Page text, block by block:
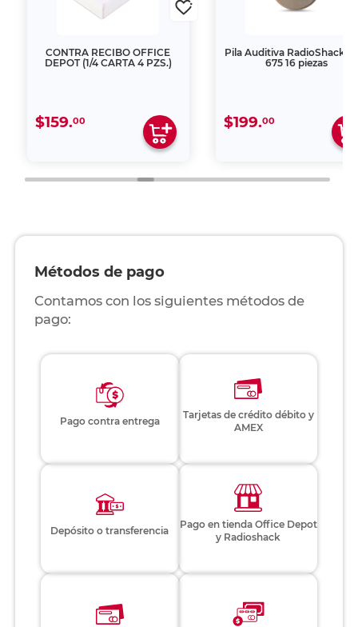
CONTRA RECIBO OFFICE
DEPOT (1/4 CARTA 4 PZS.)
$159.00
Pila Auditiva RadioShack
675 16 piezas
$199.00
Métodos de pago
Contamos con los siguientes métodos de
pago:
Pago contra entrega
Tarjetas de crédito débito y
AMEX
Depósito o transferencia
Pago en tienda Office Depot
y Radioshack